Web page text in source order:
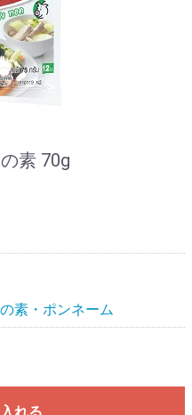
素 70g
素・ポンネーム